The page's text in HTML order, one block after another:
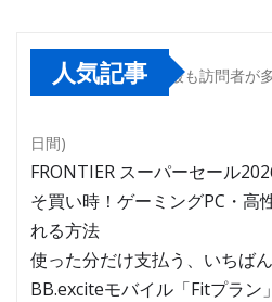
人気記事 最も訪問者が
日間)
FRONTIER スーパーセール
そ買い時！ゲーミングPC・高
れる方法
使った分だけ支払う、いちばん
BB.exciteモバイル「Fitプラン